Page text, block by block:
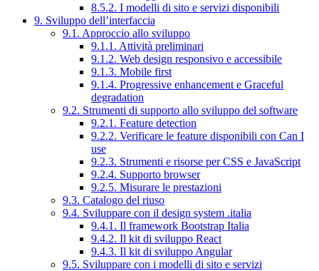
8.5.2. I modelli di sito e servizi disponibili
9. Sviluppo dell’interfaccia
9.1. Approccio allo sviluppo
9.1.1. Attività preliminari
9.1.2. Web design responsivo e accessibile
9.1.3. Mobile first
9.1.4. Progressive enhancement e Graceful
degradation
9.2. Strumenti di supporto allo sviluppo del software
9.2.1. Feature detection
9.2.2. Verificare le feature disponibili con Can I
use
9.2.3. Strumenti e risorse per CSS e JavaScript
9.2.4. Supporto browser
9.2.5. Misurare le prestazioni
9.3. Catalogo del riuso
9.4. Sviluppare con il design system .italia
9.4.1. Il framework Bootstrap Italia
9.4.2. Il kit di sviluppo React
9.4.3. Il kit di sviluppo Angular
9.5. Sviluppare con i modelli di sito e servizi